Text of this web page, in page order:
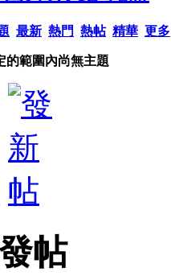
最新 熱門 熱帖 精華 更多
的範圍內尚無主題
帖